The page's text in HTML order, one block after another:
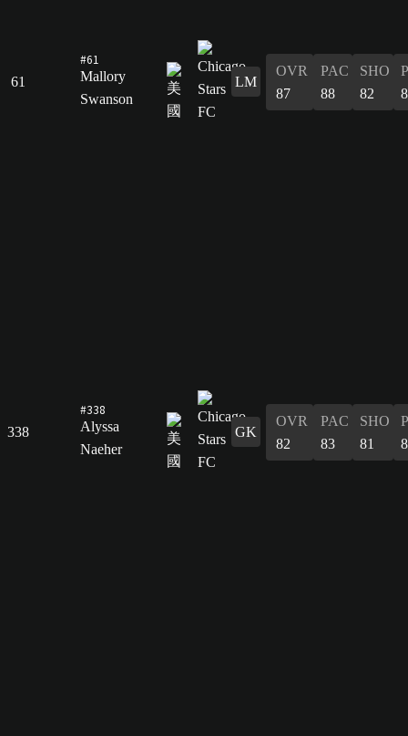
61
#61
Mallory
Swanson
LM
OVR
87
PAC
88
SHO
82
338
#338
Alyssa
Naeher
GK
OVR
82
PAC
83
SHO
81